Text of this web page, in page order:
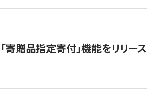
贈品指定寄付」機能をリリース